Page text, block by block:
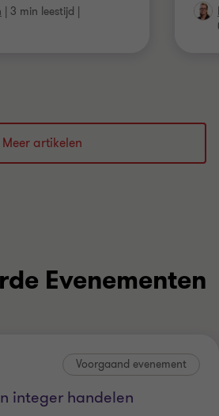
3 min leestijd
Meer artikelen
Evenementen
Voorgaand evenement
integer handelen